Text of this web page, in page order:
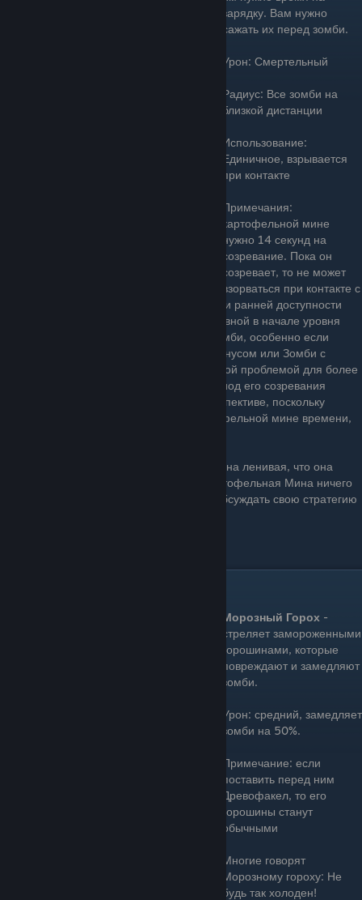
зарядку. Вам нужно
сажать их перед зомби.
Урон: Смертельный
Радиус: Все зомби на
близкой дистанции
Использование:
Единичное, взрывается
при контакте
Примечания:
картофельной мине
нужно 14 секунд на
созревание. Пока он
созревает, то не может
взорваться при контакте с
противником. Из-за его низкой стоимости и ранней доступности
Картофельная мина может быть эффективной в начале уровня
для нейтрализации первых нескольких зомби, особенно если
рассматриваемые враги — это Зомби с конусом или Зомби с
ведром, которые являются более серьёзной проблемой для более
ранних атакующих растений. Однако период его созревания
сильно ухудшает его в долгосрочной перспективе, поскольку
огромное количество угроз не даст Картофельной мине времени,
Некоторые говорят, что Картофельная Мина ленивая, что она
оставляет всё на последнюю минуту. Картофельная Мина ничего
не говорит. Она слишком занята, чтобы обсуждать свою стратегию
Морозный Горох -
стреляет замороженными
горошинами, которые
повреждают и замедляют
зомби.
Урон: средний, замедляет
зомби на 50%.
Примечание: если
поставить перед ним
Древофакел, то его
горошины станут
обычными
Многие говорят
Морозному гороху: Не
будь так холоден!